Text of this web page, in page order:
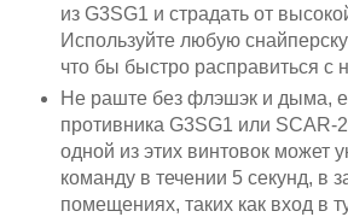
из G3SG1 и страдать от
Используйте любую
что бы быстро расправиться с
Не раште без флэшэк и дыма,
противника G3SG1 или SCAR-
одной из этих винтовок может
команду в течении 5 секунд, в
помещениях, таких как вход в